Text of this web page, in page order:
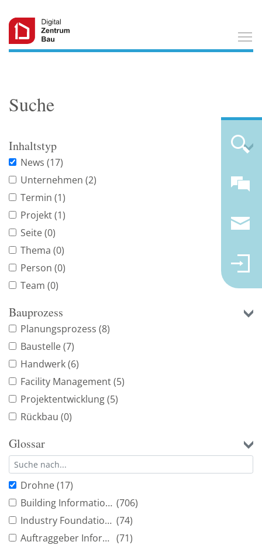
Suche
Inhaltstyp
News (17)
Unternehmen (2)
Termin (1)
Projekt(1)
Seite(0)
Thema (0)
Person (0)
Team (0)
Bauprozess
Planungsprozess (8)
Baustelle(7)
Handwerk(6)
Facility Management(5)
Projektentwicklung(5)
Rückbau (0)
Glossar
Drohne(17)
Building Information Modeling (706)
Industry Foundation Classes (74)
Auftraggeber Informationsanforderung (71)